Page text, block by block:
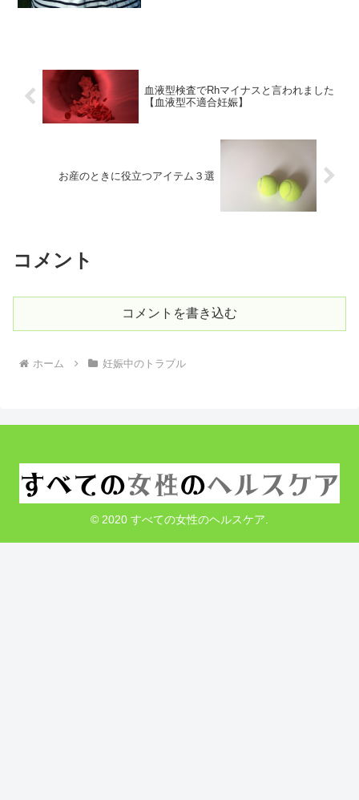
血液型検査でRhマイナスと言われました
【血液型不適合妊娠】
お産のときに役立つアイテム３選
コメント
コメントを書き込む
ホーム 妊娠中のトラブル
© 2020 すべての女性のヘルスケア.